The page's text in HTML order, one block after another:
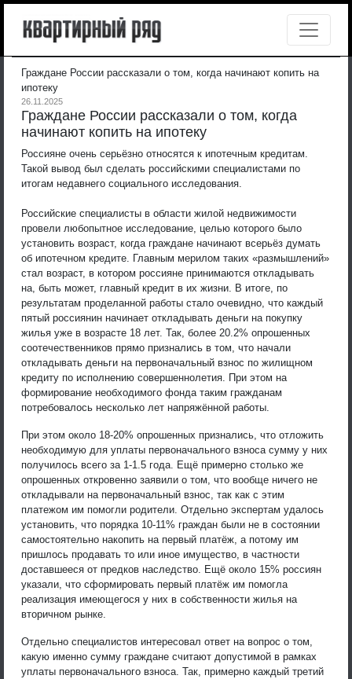
Граждане России рассказали о том, когда начинают копить на
ипотеку
26.11.2025
Граждане России рассказали о том, когда
начинают копить на ипотеку
Россияне очень серьёзно относятся к ипотечным кредитам.
Такой вывод был сделать российскими специалистами по
итогам недавнего социального исследования.
Российские специалисты в области жилой недвижимости
провели любопытное исследование, целью которого было
установить возраст, когда граждане начинают всерьёз думать
об ипотечном кредите. Главным мерилом таких «размышлений»
стал возраст, в котором россияне принимаются откладывать
на, быть может, главный кредит в их жизни. В итоге, по
результатам проделанной работы стало очевидно, что каждый
пятый россиянин начинает откладывать деньги на покупку
жилья уже в возрасте 18 лет. Так, более 20.2% опрошенных
соотечественников прямо признались в том, что начали
откладывать деньги на первоначальный взнос по жилищном
кредиту по исполнению совершеннолетия. При этом на
формирование необходимого фонда таким гражданам
потребовалось несколько лет напряжённой работы.
При этом около 18-20% опрошенных признались, что отложить
необходимую для уплаты первоначального взноса сумму у них
получилось всего за 1-1.5 года. Ещё примерно столько же
опрошенных откровенно заявили о том, что вообще ничего не
откладывали на первоначальный взнос, так как с этим
платежом им помогли родители. Отдельно экспертам удалось
установить, что порядка 10-11% граждан были не в состоянии
самостоятельно накопить на первый платёж, а потому им
пришлось продавать то или иное имущество, в частности
доставшееся от предков наследство. Ещё около 15% россиян
указали, что сформировать первый платёж им помогла
реализация имеющегося у них в собственности жилья на
вторичном рынке.
Отдельно специалистов интересовал ответ на вопрос о том,
какую именно сумму граждане считают допустимой в рамках
уплаты первоначального взноса. Так, примерно каждый третий